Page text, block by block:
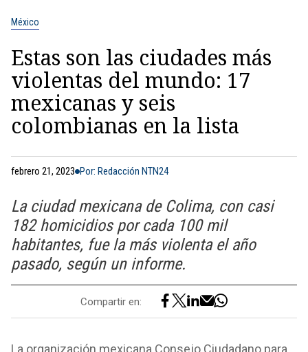
México
Estas son las ciudades más
violentas del mundo: 17
mexicanas y seis
colombianas en la lista
febrero 21, 2023 Por: Redacción NTN24
La ciudad mexicana de Colima, con casi
182 homicidios por cada 100 mil
habitantes, fue la más violenta el año
pasado, según un informe.
Compartir en:
La organización mexicana Consejo Ciudadano para